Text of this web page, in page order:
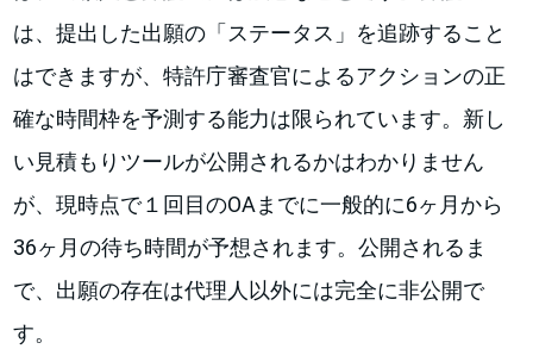
は、提出した出願の「ステータス」を追跡すること
はできますが、特許庁審査官によるアクションの正
確な時間枠を予測する能力は限られています。新し
い見積もりツールが公開されるかはわかりません
が、現時点で１回目のOAまでに一般的に6ヶ月から
36ヶ月の待ち時間が予想されます。公開されるま
で、出願の存在は代理人以外には完全に非公開で
す。